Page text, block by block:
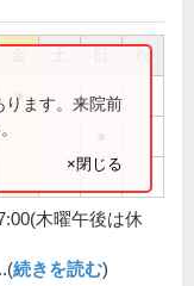
祝
●
ります。来院前
×閉じる
木曜午後は休
続きを読む)